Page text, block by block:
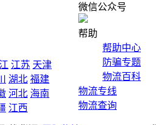
微信公众号
帮助
帮助中心
防骗专题
物流百科
物流专线
物流查询
江苏 天津
湖北 福建
河北 海南
江西